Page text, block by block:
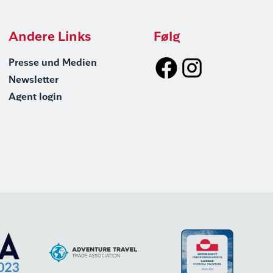
Andere Links
Presse und Medien
Newsletter
Agent login
Følg